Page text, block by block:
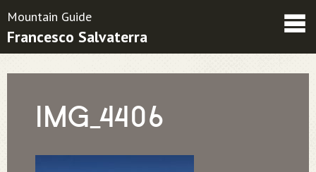
Friends
Mountain Guide
Francesco Salvaterra
IMG_4406